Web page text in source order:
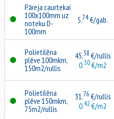
Pāreja caurtekai
100x100mm uz
noteku D-
100mm
5.74€/gab.
Polietilēna
plēve 100mkm,
150m2/rullis
45.38 €/rullis
0.30€/m2
Polietilēna
plēve 150mkm,
75m2/rullis
31.76 €/rullis
0.42€/m2